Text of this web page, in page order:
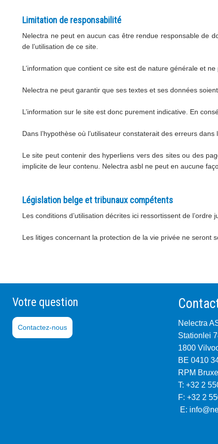
Limitation de responsabilité
Nelectra ne peut en aucun cas être rendue responsable de
de l’utilisation de ce site.
L’information que contient ce site est de nature générale et
Nelectra ne peut garantir que ses textes et ses données
L’information sur le site est donc purement indicative. En
Dans l’hypothèse où l’utilisateur constaterait des erreurs
Le site peut contenir des hyperliens vers des sites ou des
implicite de leur contenu. Nelectra asbl ne peut en aucune
Législation belge et tribunaux compétents
Les conditions d’utilisation décrites ici ressortissent de l’ordre
Les litiges concernant la protection de la vie privée ne seront
Votre question
Contactez-nous
Nelectra
Stationlei
1800
BE 0410
RPM
T: +32 2
F: +32 2
E: